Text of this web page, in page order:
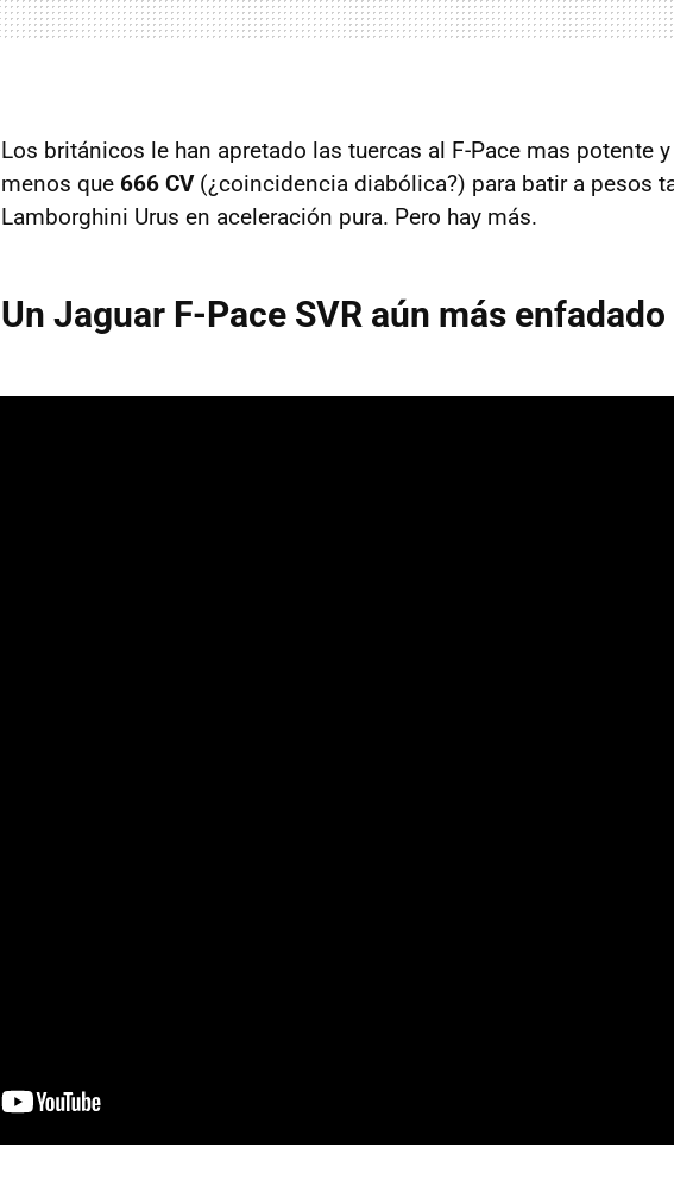
Los británicos le han apretado las tuercas al F-Pace mas potente
menos que 666 CV(¿coincidencia diabólica?) para batir a pesos
Lamborghini Urus en aceleración pura. Pero hay más.
Un Jaguar F-Pace SVR aún más enfadado